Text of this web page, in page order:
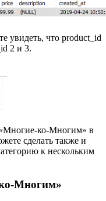
увидеть, что product_id
2 и 3.
ко-Многим» в
сделать также и
к нескольким
Многим»